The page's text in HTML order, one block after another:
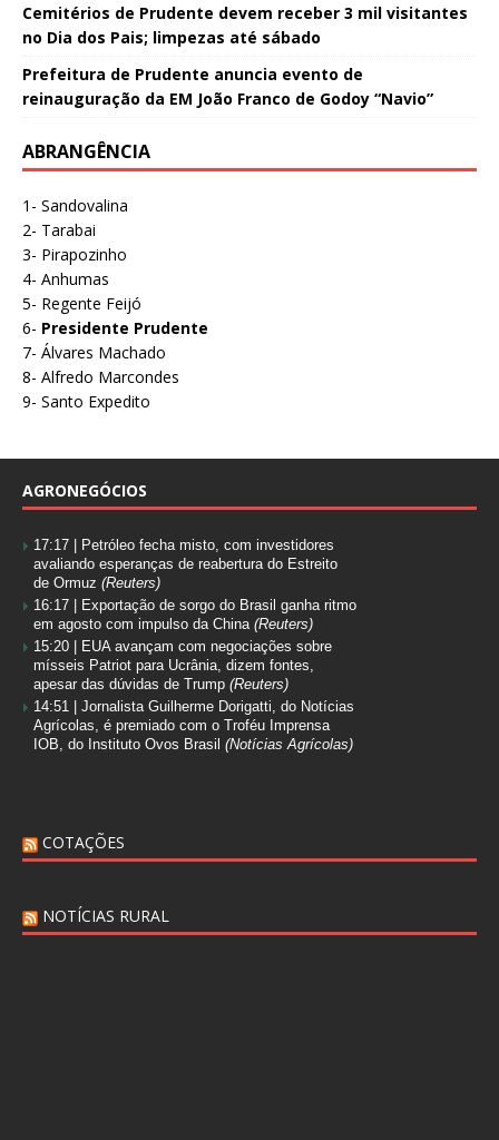
Cemitérios de Prudente devem receber 3 mil visitantes
no Dia dos Pais; limpezas até sábado
Prefeitura de Prudente anuncia evento de
reinauguração da EM João Franco de Godoy “Navio”
ABRANGÊNCIA
1- Sandovalina
2- Tarabai
3- Pirapozinho
4- Anhumas
5- Regente Feijó
6- Presidente Prudente
7- Álvares Machado
8- Alfredo Marcondes
9- Santo Expedito
AGRONEGÓCIOS
17:17 | Petróleo fecha misto, com investidores
avaliando esperanças de reabertura do Estreito
de Ormuz (Reuters)
16:17 | Exportação de sorgo do Brasil ganha ritmo
em agosto com impulso da China (Reuters)
15:20 | EUA avançam com negociações sobre
mísseis Patriot para Ucrânia, dizem fontes,
apesar das dúvidas de Trump (Reuters)
14:51 | Jornalista Guilherme Dorigatti, do Notícias
Agrícolas, é premiado com o Troféu Imprensa
IOB, do Instituto Ovos Brasil (Notícias Agrícolas)
COTAÇÕES
NOTÍCIAS RURAL